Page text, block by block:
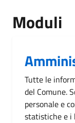
Moduli
Tutte le
del Comune.
personale e
statistiche e i